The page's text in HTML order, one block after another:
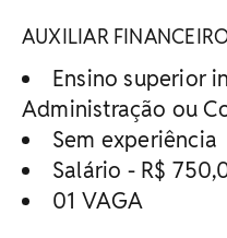
AUXILIAR
Ensino superior
Administração ou
Sem experiência
Salário - R$
01 VAGA